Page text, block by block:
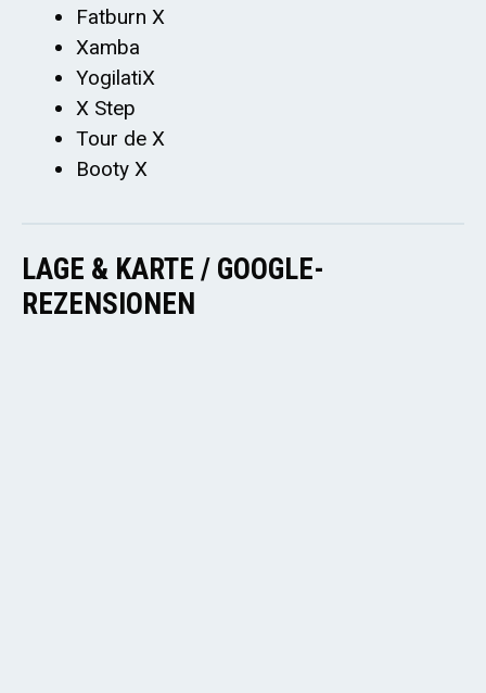
Fatburn X
Xamba
YogilatiX
X Step
Tour de X
Booty X
LAGE & KARTE / GOOGLE-
REZENSIONEN